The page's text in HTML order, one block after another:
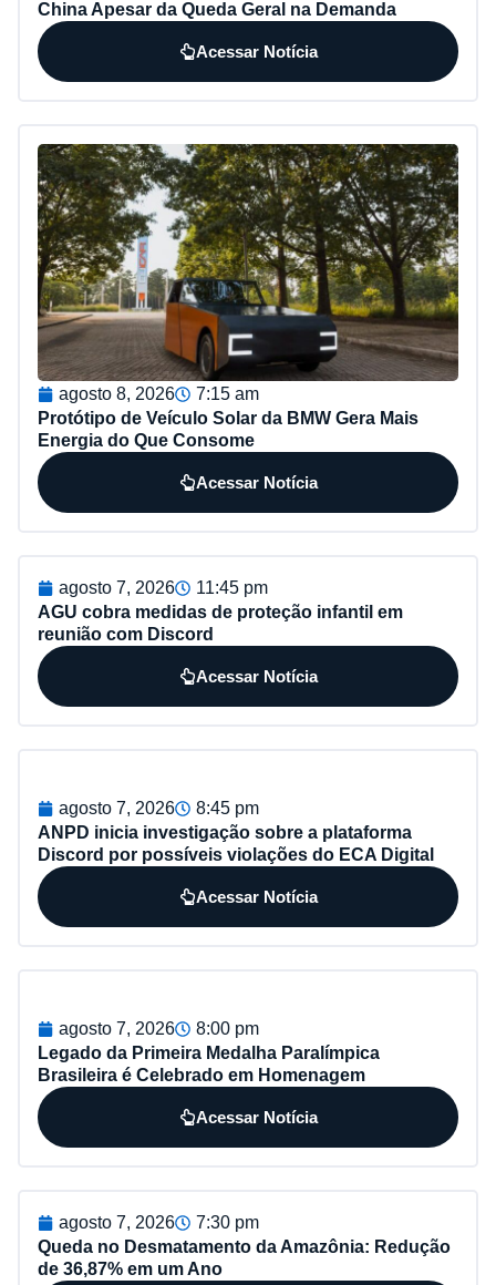
China Apesar da Queda Geral na Demanda
Acessar Notícia
agosto 8, 2026
7:15 am
Protótipo de Veículo Solar da BMW Gera Mais
Energia do Que Consome
Acessar Notícia
agosto 7, 2026
11:45 pm
AGU cobra medidas de proteção infantil em
reunião com Discord
Acessar Notícia
agosto 7, 2026
8:45 pm
ANPD inicia investigação sobre a plataforma
Discord por possíveis violações do ECA Digital
Acessar Notícia
agosto 7, 2026
8:00 pm
Legado da Primeira Medalha Paralímpica
Brasileira é Celebrado em Homenagem
Acessar Notícia
agosto 7, 2026
7:30 pm
Queda no Desmatamento da Amazônia: Redução
de 36,87% em um Ano